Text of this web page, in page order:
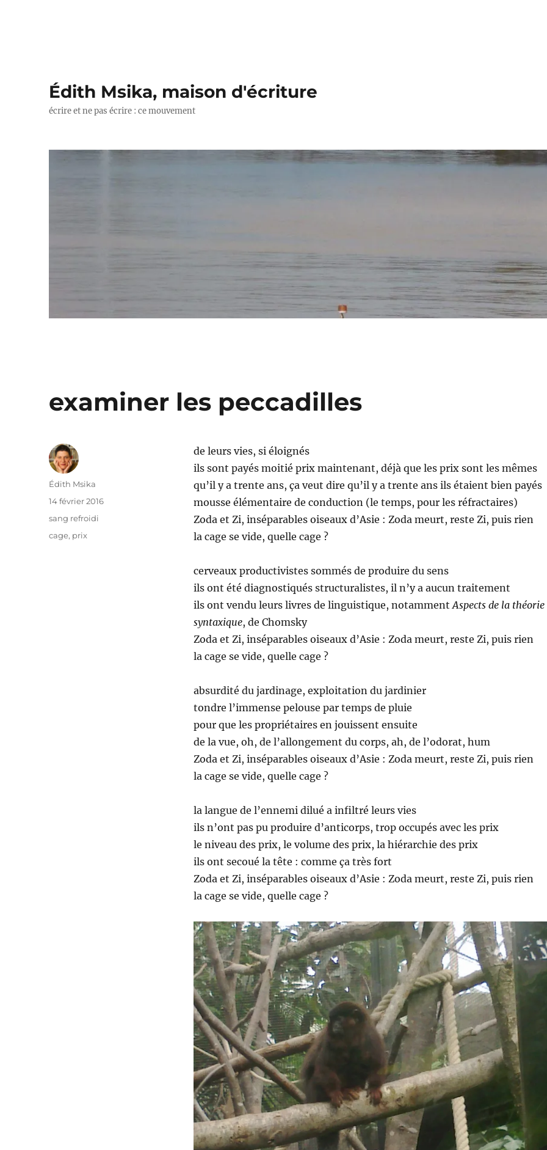
Édith Msika, maison d'écriture
écrire et ne pas écrire : ce mouvement
examiner les peccadilles
de leurs vies, si éloignés
ils sont payés moitié prix maintenant, déjà que les prix sont les mêmes
qu’il y a trente ans, ça veut dire qu’il y a trente ans ils étaient bien payés
mousse élémentaire de conduction (le temps, pour les réfractaires)
Zoda et Zi, inséparables oiseaux d’Asie : Zoda meurt, reste Zi, puis rien
la cage se vide, quelle cage ?
cerveaux productivistes sommés de produire du sens
ils ont été diagnostiqués structuralistes, il n’y a aucun traitement
ils ont vendu leurs livres de linguistique, notammentAspects de la théorie
syntaxique, de Chomsky
Zoda et Zi, inséparables oiseaux d’Asie : Zoda meurt, reste Zi, puis rien
la cage se vide, quelle cage ?
absurdité du jardinage, exploitation du jardinier
tondre l’immense pelouse par temps de pluie
pour que les propriétaires en jouissent ensuite
de la vue, oh, de l’allongement du corps, ah, de l’odorat, hum
Zoda et Zi, inséparables oiseaux d’Asie : Zoda meurt, reste Zi, puis rien
la cage se vide, quelle cage ?
la langue de l’ennemi dilué a infiltré leurs vies
ils n’ont pas pu produire d’anticorps, trop occupés avec les prix
le niveau des prix, le volume des prix, la hiérarchie des prix
ils ont secoué la tête : comme ça très fort
Zoda et Zi, inséparables oiseaux d’Asie : Zoda meurt, reste Zi, puis rien
la cage se vide, quelle cage ?
Auteur
Édith Msika
Publié
14 février 2016
Catégories
sang refroidi
Étiquettes
cage, prix